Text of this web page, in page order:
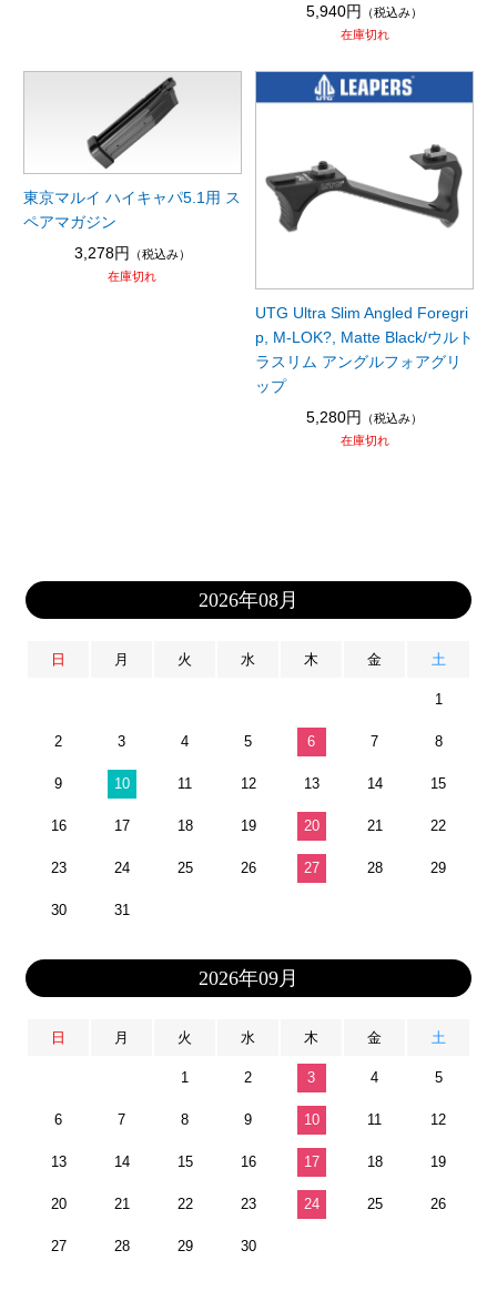
5,940円
（税込み）
在庫切れ
東京マルイ ハイキャパ5.1用 ス
ペアマガジン
3,278円
（税込み）
在庫切れ
UTG Ultra Slim Angled Foregri
p, M-LOK?, Matte Black/ウルト
ラスリム アングルフォアグリ
ップ
5,280円
（税込み）
在庫切れ
2026年08月
日 月 火 水 木 金 土
1
2 3 4 5 6 7 8
9 10 11 12 13 14 15
16 17 18 19 20 21 22
23 24 25 26 27 28 29
30 31
2026年09月
日 月 火 水 木 金 土
1 2 3 4 5
6 7 8 9 10 11 12
13 14 15 16 17 18 19
20 21 22 23 24 25 26
27 28 29 30